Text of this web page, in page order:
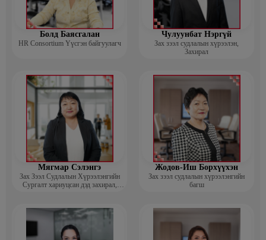
Болд Баясгалан
HR Consortium Үүсгэн байгуулагч
Чулуунбат Нэргүй
Зах зээл судлалын хүрээлэн,
Захирал
Мягмар Сэлэнгэ
Зах Зээл Судлалын Хүрээлэнгийн
Сургалт хариуцсан дэд захирал,
Жодов-Иш Борхүүхэн
Зах зээл судлалын хүрээлэнгийн
багш